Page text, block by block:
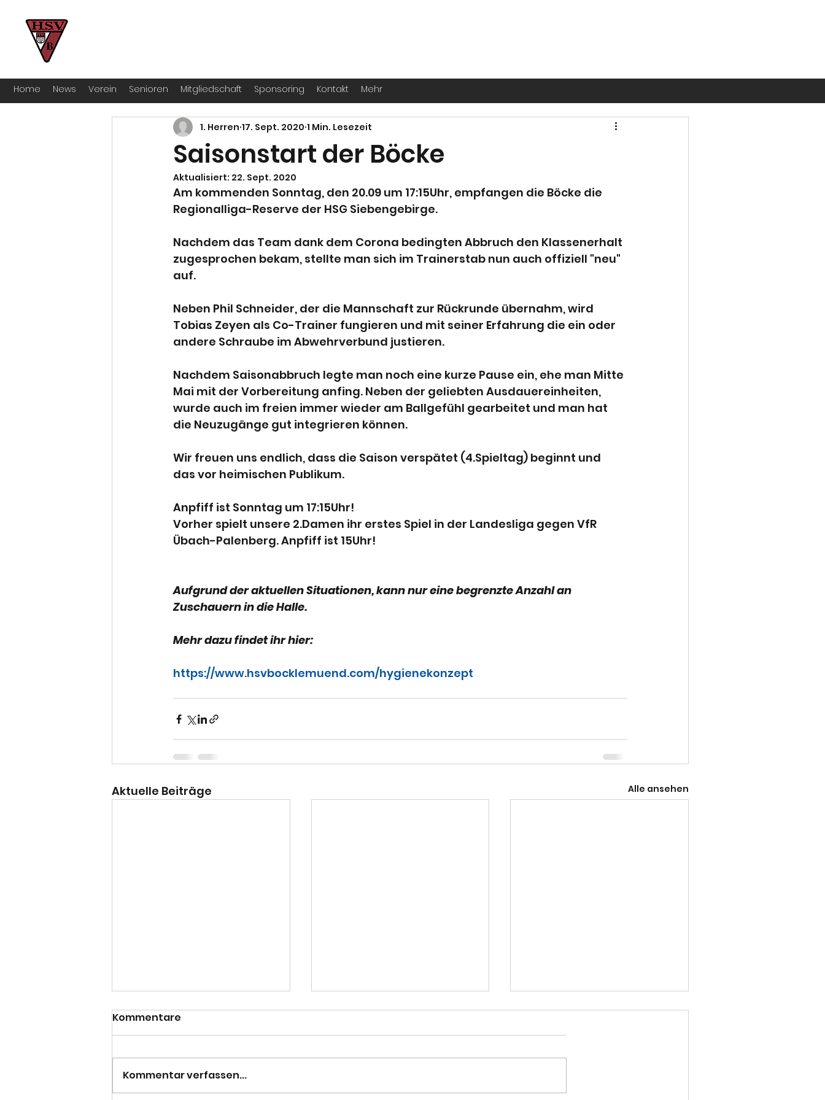
Home News Verein Senioren Mitgliedschaft Sponsoring Kontakt Mehr
Saisonstart der Böcke
1. Herren 17. Sept. 2020 1 Min. Lesezeit
Aktualisiert: 22. Sept. 2020
Am kommenden Sonntag, den 20.09 um 17:15Uhr, empfangen die Böcke die
Regionalliga-Reserve der HSG Siebengebirge.
Nachdem das Team dank dem Corona bedingten Abbruch den Klassenerhalt
zugesprochen bekam, stellte man sich im Trainerstab nun auch offiziell "neu"
auf.
Neben Phil Schneider, der die Mannschaft zur Rückrunde übernahm, wird
Tobias Zeyen als Co-Trainer fungieren und mit seiner Erfahrung die ein oder
andere Schraube im Abwehrverbund justieren.
Nachdem Saisonabbruch legte man noch eine kurze Pause ein, ehe man Mitte
Mai mit der Vorbereitung anfing. Neben der geliebten Ausdauereinheiten,
wurde auch im freien immer wieder am Ballgefühl gearbeitet und man hat
die Neuzugänge gut integrieren können.
Wir freuen uns endlich, dass die Saison verspätet (4.Spieltag) beginnt und
das vor heimischen Publikum.
Anpfiff ist Sonntag um 17:15Uhr!
Vorher spielt unsere 2.Damen ihr erstes Spiel in der Landesliga gegen VfR
Übach-Palenberg. Anpfiff ist 15Uhr!
Aufgrund der aktuellen Situationen, kann nur eine begrenzte Anzahl an
Zuschauern in die Halle.
Mehr dazu findet ihr hier:
https://www.hsvbocklemuend.com/hygienekonzept
Aktuelle Beiträge Alle ansehen
Kommentare
Kommentar verfassen...